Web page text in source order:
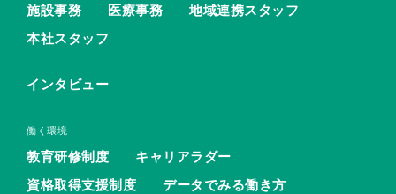
施設事務
医療事務
地域連携スタッフ
本社スタッフ
インタビュー
働く環境
教育研修制度
キャリアラダー
資格取得支援制度
データでみる働き方